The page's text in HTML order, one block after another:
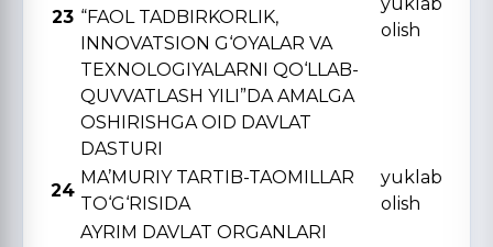
23 “FAOL TADBIRKORLIK,
INNOVATSION G‘OYALAR VA
TЕXNOLOGIYALARNI QO‘LLAB-
QUVVATLASH YILI”DA AMALGA
OSHIRISHGA OID DAVLAT
DASTURI
olish
24
MA’MURIY TARTIB-TAOMILLAR
TO‘G‘RISIDA
yuklab
olish
AYRIM DAVLAT ORGANLARI